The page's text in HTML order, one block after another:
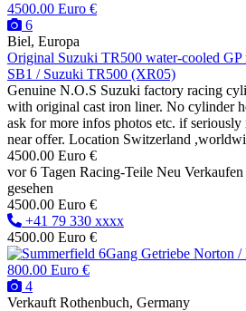
4500.00 Euro €
6
Biel, Europa
Original Suzuki TR500 water-cooled
SB1 / Suzuki TR500 (XR05)
Genuine N.O.S Suzuki factory racing
with original cast iron liner. No cylinder
ask for more infos photos etc. if
near offer. Location Switzerland
4500.00 Euro €
vor 6 Tagen Racing-Teile Neu Verkaufen
gesehen
4500.00 Euro €
+41 79 330 xxxx
4500.00 Euro €
800.00 Euro €
4
Verkauft Rothenbuch, Germany